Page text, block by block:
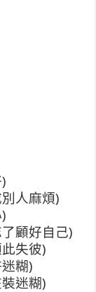
人麻煩)
顧好自己)
失彼)
糊)
迷糊)